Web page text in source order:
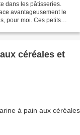
dans les pâtisseries.
avantageusement le
pour moi. Ces petits
céréales et